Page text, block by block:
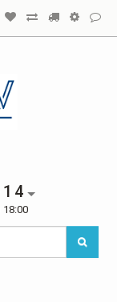
18:00